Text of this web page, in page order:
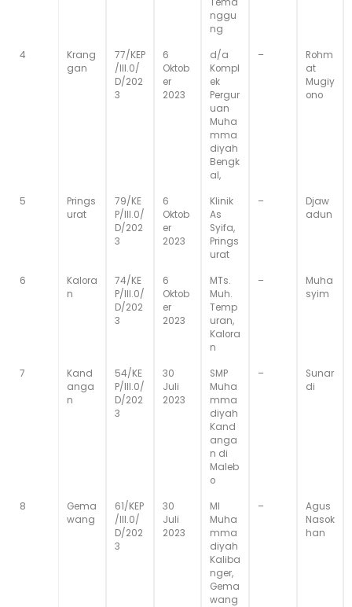
nggu
ng
4
Krang
gan
77/KEP
/III.0/
D/202
3
6
Oktob
er
2023
d/a
Kompl
ek
Pergur
uan
Muha
mma
diyah
Bengk
al,
–
Rohm
at
Mugiy
ono
5
Prings
urat
79/KE
P/III.0/
D/202
3
6
Oktob
er
2023
Klinik
As
Syifa,
Prings
urat
–
Djaw
adun
6
Kalora
n
74/KE
P/III.0/
D/202
3
6
Oktob
er
2023
MTs.
Muh.
Temp
uran,
Kalora
n
–
Muha
syim
7
Kand
anga
n
54/KE
P/III.0/
D/202
3
30
Juli
2023
SMP
Muha
mma
diyah
Kand
anga
n di
Maleb
o
–
Sunar
di
8
Gema
wang
61/KEP
/III.0/
D/202
3
30
Juli
2023
MI
Muha
mma
diyah
Kaliba
nger,
Gema
wang
–
Agus
Nasok
han